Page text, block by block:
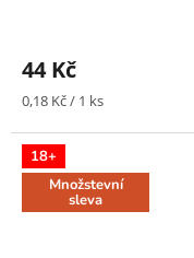
produktu
je
3,2
z
hvězdiček.
44 Kč
Měrná
0,18 Kč / 1 ks
18+
Množstevní
sleva